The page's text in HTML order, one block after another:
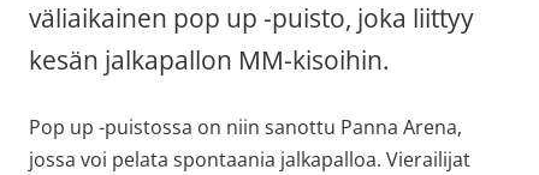
väliaikainen pop up -puisto, joka liittyy
kesän jalkapallon MM-kisoihin.
Pop up -puistossa on niin sanottu Panna Arena,
jossa voi pelata spontaania jalkapalloa. Vierailijat